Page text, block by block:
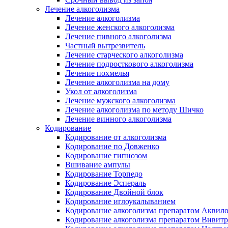
Лечение алкоголизма
Лечение алкоголизма
Лечение женского алкоголизма
Лечение пивного алкоголизма
Частный вытрезвитель
Лечение старческого алкоголизма
Лечение подросткового алкоголизма
Лечение похмелья
Лечение алкоголизма на дому
Укол от алкоголизма
Лечение мужского алкоголизма
Лечение алкоголизма по методу Шичко
Лечение винного алкоголизма
Кодирование
Кодирование от алкоголизма
Кодирование по Довженко
Кодирование гипнозом
Вшивание ампулы
Кодирование Торпедо
Кодирование Эспераль
Кодирование Двойной блок
Кодирование иглоукалыванием
Кодирование алкоголизма препаратом
Кодирование алкоголизма препаратом